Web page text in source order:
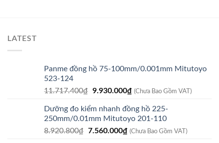
LATEST
Panme đồng hồ 75-100mm/0.001mm Mitutoyo
523-124
11.717.400₫ Giá
là:
11.717.400₫.
9.930.000₫Giá
tại
là:
9.930.000₫.
(Chưa Bao Gồm VAT)
Dưỡng đo kiểm nhanh đồng hồ 225-
250mm/0.01mm Mitutoyo 201-110
8.920.800₫ Giá
7.560.000₫Giá
(Chưa Bao Gồm VAT)